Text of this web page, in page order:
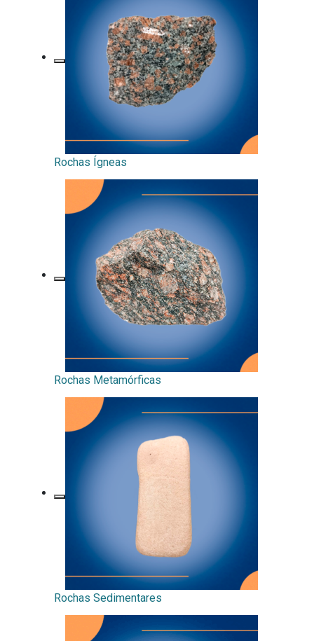
Ministério de Minas e Energia
Ministério da Ciência, Tecnologia, Inovações e Comunicações
Ministério do Meio Ambiente
Ministério do Turismo
Ministério do Desenvolvimento Regional
Controladoria-Geral da União
Ministério da Mulher, da Família e dos Direitos Humanos
Gabinete de Segurança Institucional
Advocacia-Geral da União
Banco Central do Brasil
Rochas Ígneas
Rochas Metamórficas
Rochas Sedimentares